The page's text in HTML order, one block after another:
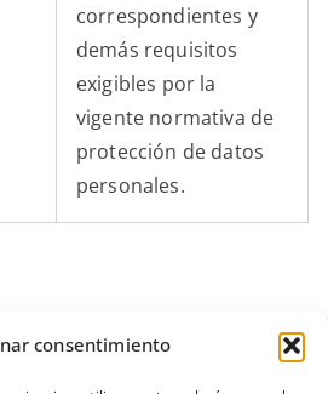
consentimiento
correspondientes y
demás requisitos
exigibles por la
vigente normativa de
protección de datos
personales.